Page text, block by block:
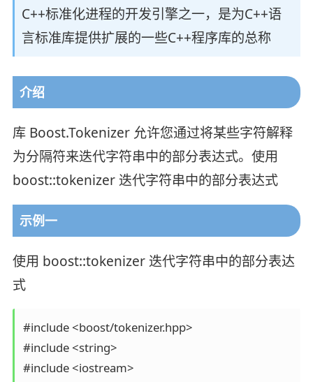
C++标准化进程的开发引擎之一，是为C++语
言标准库提供扩展的一些C++程序库的总称
介绍
库 Boost.Tokenizer 允许您通过将某些字符解释
为分隔符来迭代字符串中的部分表达式。使用
boost::tokenizer 迭代字符串中的部分表达式
示例一
使用 boost::tokenizer 迭代字符串中的部分表达
式
#include <boost/tokenizer.hpp>
#include <string>
#include <iostream>